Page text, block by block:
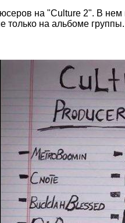
на "Culture 2". В
только на альбоме группы.